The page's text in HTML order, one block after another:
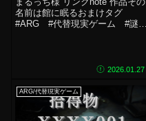
名前は館に眠るおまけタグ
#ARG #代替現実ゲーム #謎解
2026.01.27
ARG/代替現実ゲーム